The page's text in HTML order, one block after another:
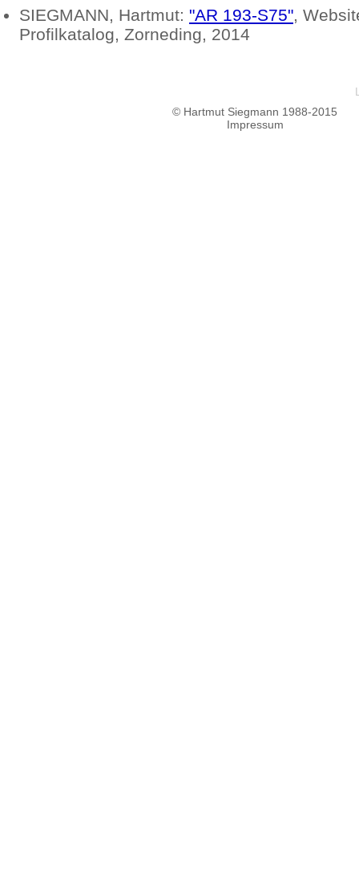
SIEGMANN, Hartmut: "AR 193-S75",
Profilkatalog, Zorneding, 2014
© Hartmut Siegmann 1988-2015
Impressum